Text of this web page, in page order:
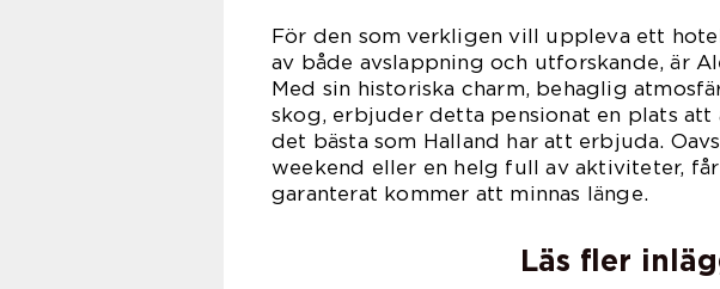
För den som verkligen vill uppleva ett
av både avslappning och utforskande, är
Med sin historiska charm, behaglig
skog, erbjuder detta pensionat en plats att
det bästa som Halland har att erbjuda.
weekend eller en helg full av aktiviteter,
garanterat kommer att minnas länge.
Läs fler